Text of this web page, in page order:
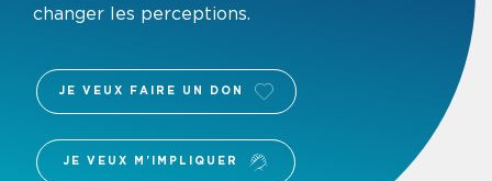
changer les perceptions.
JE VEUX FAIRE UN DON
JE VEUX M'IMPLIQUER